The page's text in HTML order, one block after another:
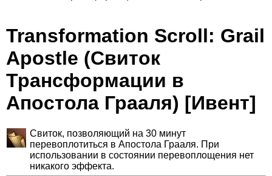
Transformation Scroll: Grail
Apostle (Свиток
Трансформации в
Апостола Грааля) [Ивент]
Свиток, позволяющий на 30 минут
перевоплотиться в Апостола Грааля. При
использовании в состоянии перевоплощения нет
никакого эффекта.